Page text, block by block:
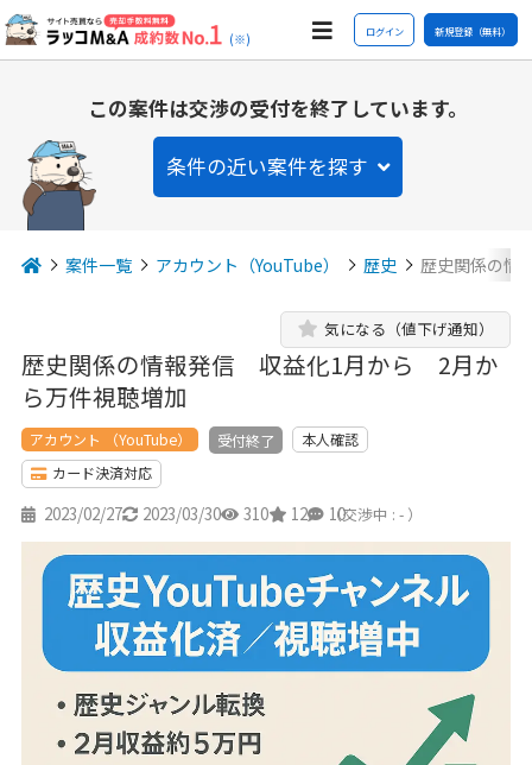
(※) ログイン 新規登録（無料）
この案件は交渉の受付を終了しています。
条件の近い案件を探す
案件一覧 アカウント（YouTube） 歴史 歴史関係の
歴史関係の情報発信 収益化1月から 2月か
ら万件視聴増加
気になる（値下げ通知）
アカウント （YouTube） 受付終了
本人確認
カード決済対応
2023/02/27 2023/03/30 310 12 10
（交渉中 : - ）